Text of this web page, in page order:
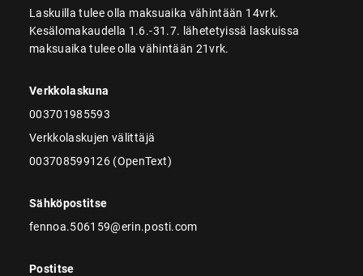
Laskuilla tulee olla maksuaika vähintään 14vrk.
Kesälomakaudella 1.6.-31.7. lähetetyissä laskuissa
maksuaika tulee olla vähintään 21vrk.
Verkkolaskuna
003701985593
Verkkolaskujen välittäjä
003708599126 (OpenText)
Sähköpostitse
fennoa.506159@erin.posti.com
Postitse